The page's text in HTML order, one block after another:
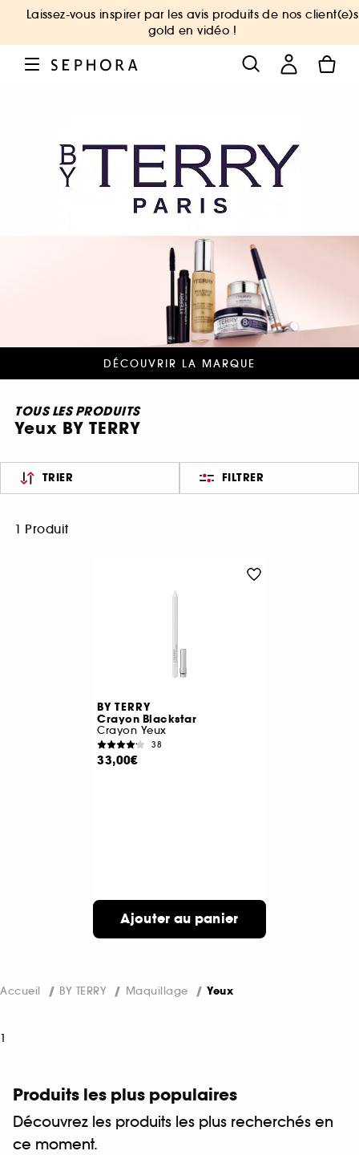
Laissez-vous inspirer par les avis produits de nos client(e)s
gold en vidéo !
DÉCOUVRIR LA MARQUE
TOUS LES PRODUITS
Yeux BY TERRY
TRIER FILTRER
1 Produit
BY TERRY
Crayon Blackstar
Crayon Yeux
38
33,00€
Ajouter au panier
Accueil BY TERRY Maquillage Yeux
1
Produits les plus populaires
Découvrez les produits les plus recherchés en
ce moment.